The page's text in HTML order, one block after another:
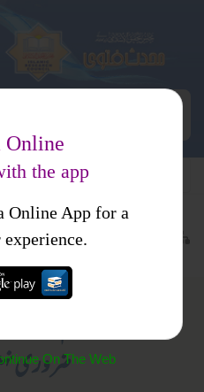
کتاب العلم کتب
(815) ’’اگر امام
ضروری
Online
the app
Online App for a
On The Web